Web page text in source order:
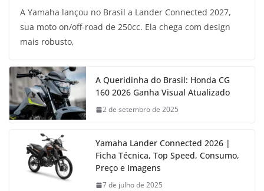
A Yamaha lançou no Brasil a Lander Connected 2027,
sua moto on/off-road de 250cc. Ela chega com design
mais robusto,
A Queridinha do Brasil: Honda CG
160 2026 Ganha Visual Atualizado
2 de setembro de 2025
Yamaha Lander Connected 2026 |
Ficha Técnica, Top Speed, Consumo,
Preço e Imagens
7 de julho de 2025